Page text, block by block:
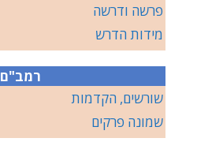
פרשה ודרשה
מידות הדרש
רמב"ם
שורשים, הקדמות
שמונה פרקים